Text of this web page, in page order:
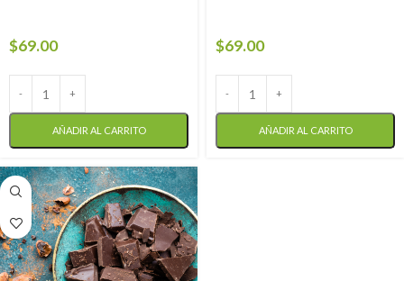
$69.00
AÑADIR AL CARRITO
$69.00
AÑADIR AL CARRITO